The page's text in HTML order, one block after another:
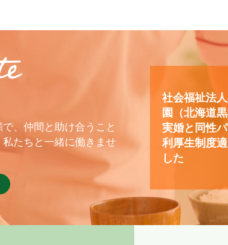
、仲間と助け合うこと
たちと一緒に働きませ
社会福祉法
園（北海道
実婚と同性
利厚生制度
した